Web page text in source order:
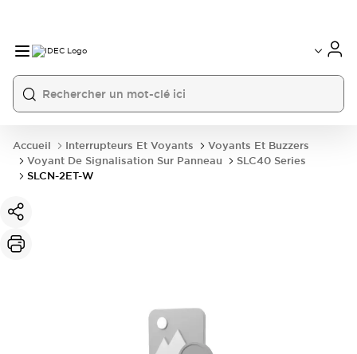
Accueil Interrupteurs Et Voyants
Voyants Et Buzzers
Voyant De Signalisation Sur Panneau
SLC40 Series
SLCN-2ET-W